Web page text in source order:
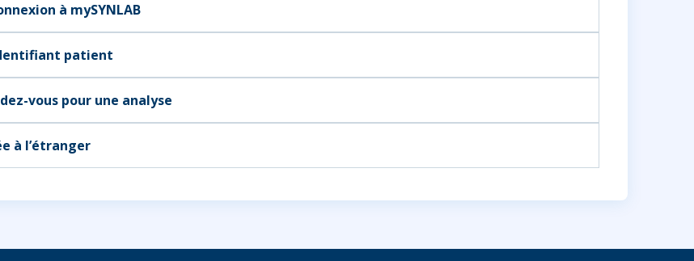
à mySYNLAB
patient
vous pour une analyse
à l’étranger